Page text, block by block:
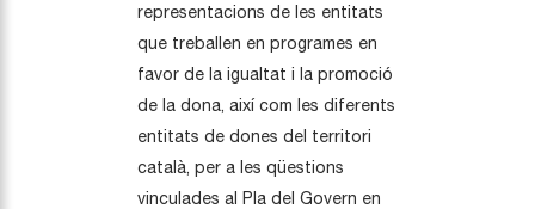
representacions de les entitats
que treballen en programes en
favor de la igualtat i la promoció
de la dona, així com les diferents
entitats de dones del territori
català, per a les qüestions
vinculades al Pla del Govern en